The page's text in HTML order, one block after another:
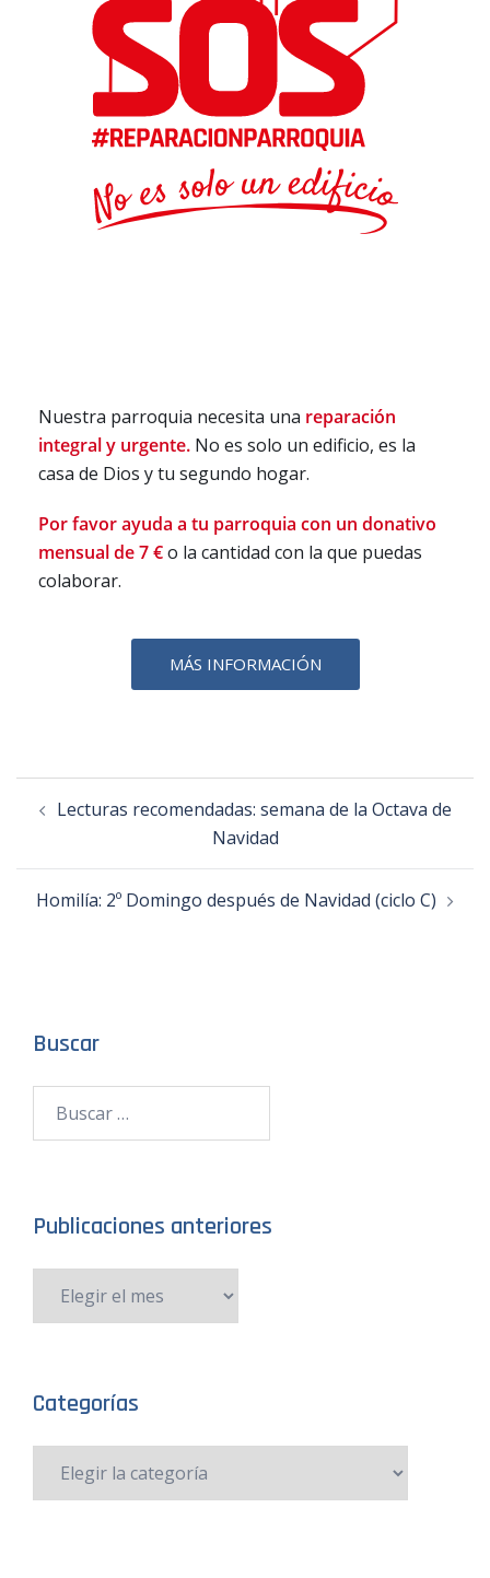
Nuestra parroquia necesita una reparación
integral y urgente. No es solo un edificio, es la
casa de Dios y tu segundo hogar.
Por favor ayuda a tu parroquia con un donativo
mensual de 7 €o la cantidad con la que puedas
colaborar.
MÁS INFORMACIÓN
Lecturas recomendadas: semana de la Octava de
Navidad
Homilía: 2º Domingo después de Navidad (ciclo C)
Buscar
Publicaciones anteriores
Categorías